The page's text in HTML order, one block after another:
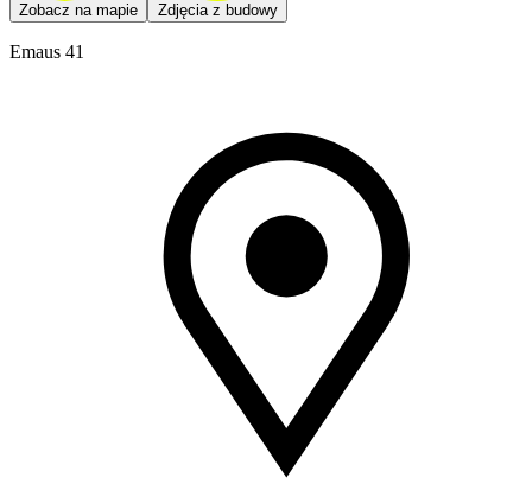
Zobacz na mapie Zdjęcia z budowy
Emaus 41